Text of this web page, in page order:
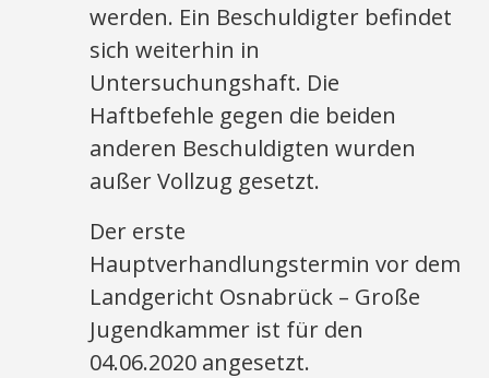
werden. Ein Beschuldigter befindet
sich weiterhin in
Untersuchungshaft. Die
Haftbefehle gegen die beiden
anderen Beschuldigten wurden
außer Vollzug gesetzt.
Der erste
Hauptverhandlungstermin vor dem
Landgericht Osnabrück – Große
Jugendkammer ist für den
04.06.2020 angesetzt.